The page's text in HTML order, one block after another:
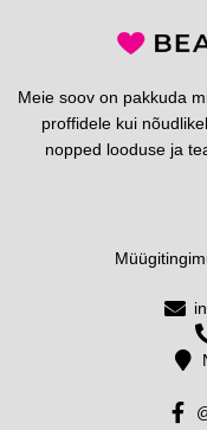
Meie soov on pakkuda
proffidele kui
nopped looduse ja